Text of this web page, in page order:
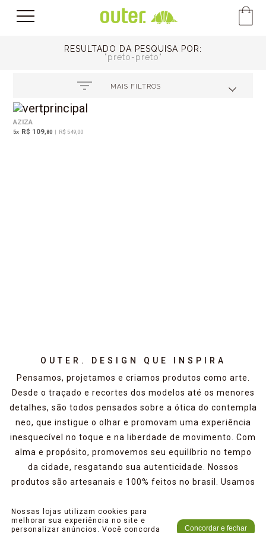
RESULTADO DA PESQUISA POR:
preto-preto
MAIS FILTROS
AZIZA
5x R$ 109 ,80 | R$ 549,00
OUTER. DESIGN QUE INSPIRA
Pensamos, projetamos e criamos produtos como arte.
Desde o traçado e recortes dos modelos até os menores
detalhes, são todos pensados sobre a ótica do contempla
neo, que instigue o olhar e promovam uma experiência
inesquecível no toque e na liberdade de movimento. Com
alma e propósito, promovemos seu equilíbrio no tempo
da cidade, resgatando sua autenticidade. Nossos
produtos são artesanais e 100% feitos no brasil. Usamos
imperfeições. Acreditamos que sua textura e marcas
naturais devem ser valorizadas pois contam sua história.
Nossas lojas utilizam cookies para
melhorar sua experiência no site e
personalizar anúncios. Você concorda
Concordar e fechar